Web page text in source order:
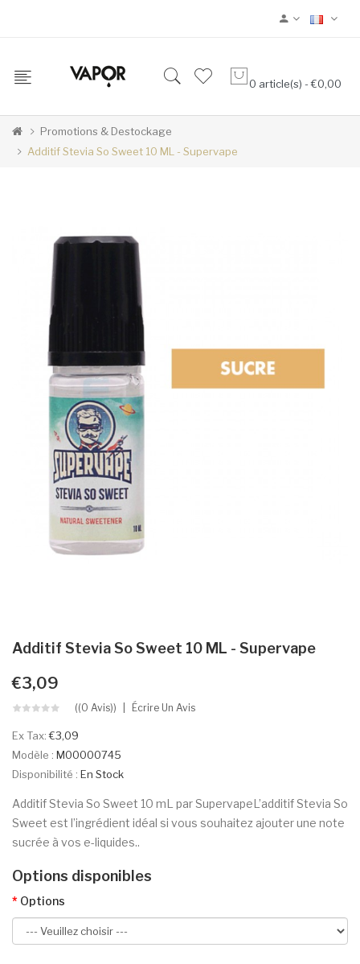
0 article(s) - €0,00
Promotions & Destockage
Additif Stevia So Sweet 10 ML - Supervape
Additif Stevia So Sweet 10 ML - Supervape
€3,09
((0 Avis)) Écrire Un Avis
Ex Tax:€3,09
Modèle : M00000745
Disponibilité : En Stock
Additif Stevia So Sweet 10 mL par SupervapeL’additif Stevia So
Sweet est l’ingrédient idéal si vous souhaitez ajouter une note
sucrée à vos e-liquides..
Options disponibles
Options